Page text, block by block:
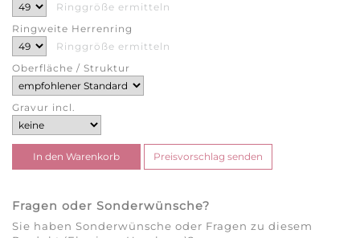
Ringgröße ermitteln
Ringweite Herrenring
Ringgröße ermitteln
Oberfläche / Struktur
Gravur incl.
Fragen oder Sonderwünsche?
Sie haben Sonderwünsche oder Fragen zu diesem